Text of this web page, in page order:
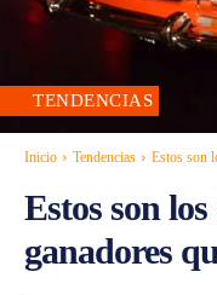
TENDENCIAS
Inicio Tendencias Estos son
Estos son
ganadores